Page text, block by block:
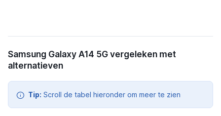
Samsung Galaxy A14 5G vergeleken met
alternatieven
Tip: Scroll de tabel hieronder om meer te zien